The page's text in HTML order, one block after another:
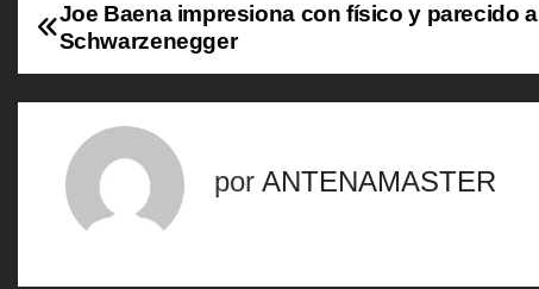
N
a
Joe Baena impresiona con físico y parecido a
Schwarzenegger
por ANTENAMASTER